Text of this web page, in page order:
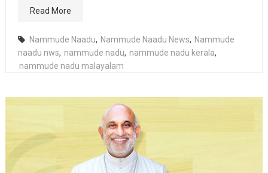
Read More
Nammude Naadu, Nammude Naadu News, Nammude
naadu nws, nammude nadu, nammude nadu kerala,
nammude nadu malayalam